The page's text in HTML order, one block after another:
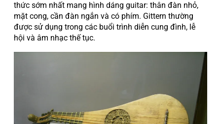
thức sớm nhất mang hình dáng guitar: thân đàn nhỏ,
mặt cong, cần đàn ngắn và có phím. Gittern thường
được sử dụng trong các buổi trình diễn cung đình, lễ
hội và âm nhạc thế tục.